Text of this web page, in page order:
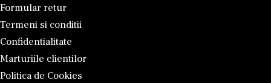
Formular retur
Termeni si conditii
Confidentialitate
Marturiile clientilor
Politica de Cookies